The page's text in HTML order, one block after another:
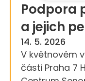
Podpora
a jejich
14. 5. 2026
V květnovém
části Praha 7